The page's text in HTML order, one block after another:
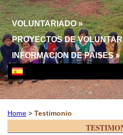
VOLUNTARIADO»
PROYECTOS DE
INFORMACION DE PAISES»
Home > Testimonio